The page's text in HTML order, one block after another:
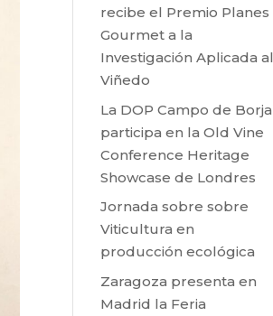
recibe el Premio Planes
Gourmet a la
Investigación Aplicada al
Viñedo
La DOP Campo de Borja
participa en la Old Vine
Conference Heritage
Showcase de Londres
Jornada sobre sobre
Viticultura en
producción ecológica
Zaragoza presenta en
Madrid la Feria